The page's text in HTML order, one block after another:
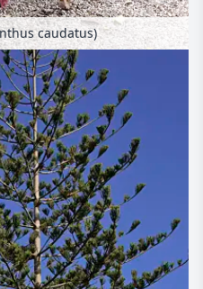
caudatus)